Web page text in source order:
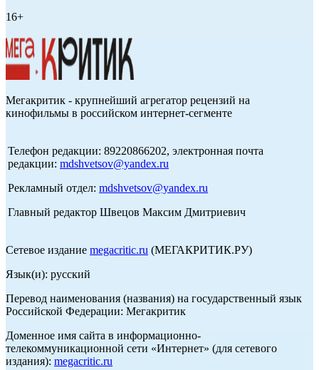
16+
Мегакритик - крупнейший агрегатор рецензий на
кинофильмы в российском интернет-сегменте
Телефон редакции: 89220866202, электронная почта
редакции: mdshvetsov@yandex.ru
Рекламный отдел: mdshvetsov@yandex.ru
Главный редактор Швецов Максим Дмитриевич
Сетевое издание megacritic.ru (МЕГАКРИТИК.РУ)
Язык(и): русский
Перевод наименования (названия) на государственный язык
Российской Федерации: Мегакритик
Доменное имя сайта в информационно-
телекоммуникационной сети «Интернет» (для сетевого
издания): megacritic.ru